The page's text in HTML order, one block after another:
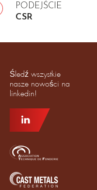
PODEJŚCIE
CSR
Śledź wszystkie
nasze nowości na
linkedin!